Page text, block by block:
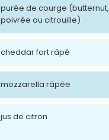
purée de courge (butternut,
poivrée ou citrouille)
cheddar fort râpé
mozzarella râpée
jus de citron